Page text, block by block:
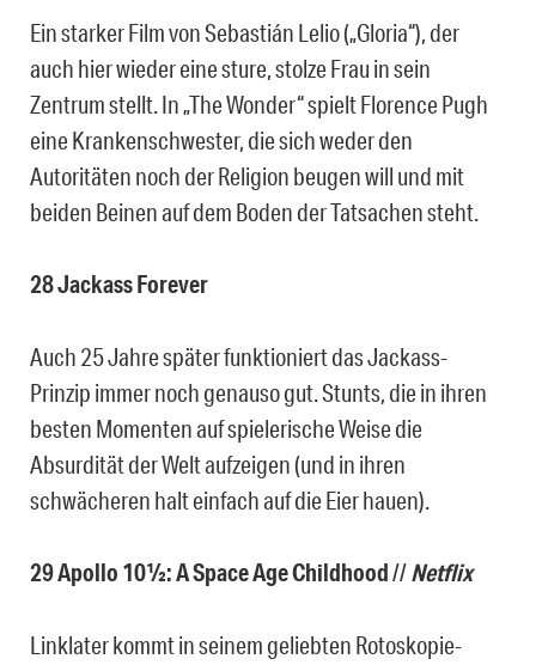
Ein starker Film von Sebastián Lelio („Gloria“), der
auch hier wieder eine sture, stolze Frau in sein
Zentrum stellt. In „The Wonder“ spielt Florence Pugh
eine Krankenschwester, die sich weder den
Autoritäten noch der Religion beugen will und mit
beiden Beinen auf dem Boden der Tatsachen steht.
28 Jackass Forever
Auch 25 Jahre später funktioniert das Jackass-
Prinzip immer noch genauso gut. Stunts, die in ihren
besten Momenten auf spielerische Weise die
Absurdität der Welt aufzeigen (und in ihren
schwächeren halt einfach auf die Eier hauen).
29 Apollo 10½: A Space Age Childhood//Netflix
Linklater kommt in seinem geliebten Rotoskopie-